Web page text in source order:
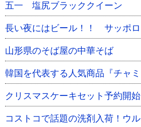
五一 塩尻ブラッククイーン
長い夜にはビール！！ サッポ
山形県のそば屋の中華そば
韓国を代表する人気商品『チャミ
クリスマスケーキセット予約開始
コストコで話題の洗剤入荷！ウ